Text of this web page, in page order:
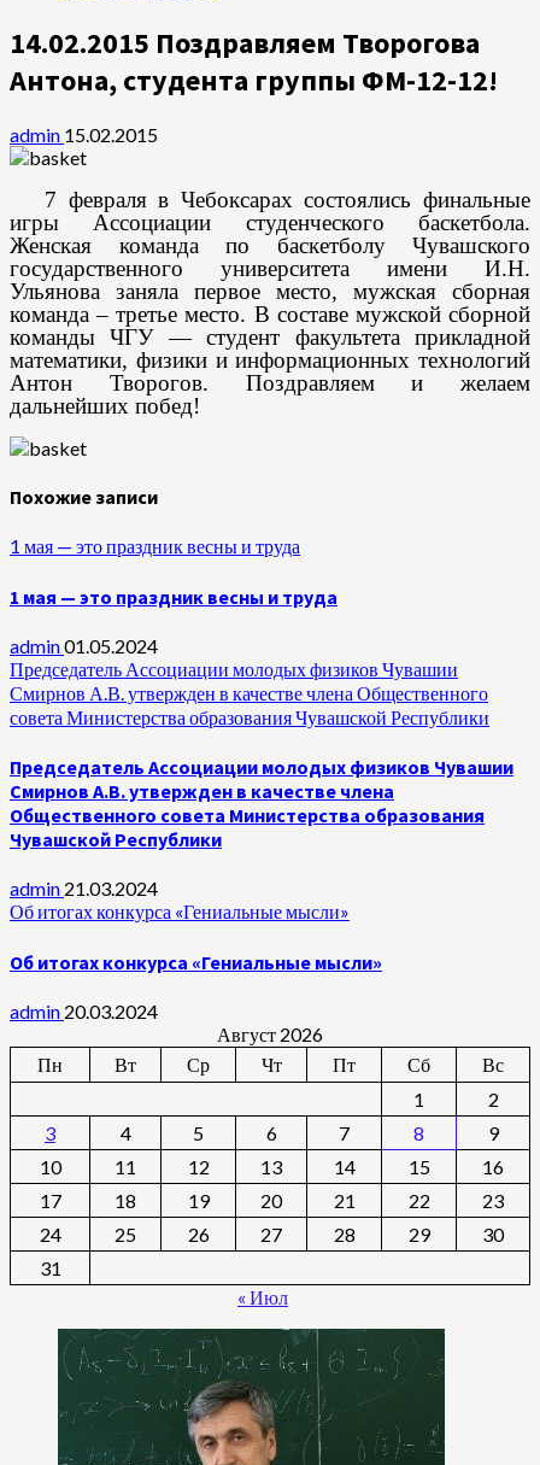
14.02.2015 Поздравляем Творогова
Антона, студента группы ФМ-12-12!
admin 15.02.2015
7 февраля в Чебоксарах состоялись финальные
игры Ассоциации студенческого баскетбола.
Женская команда по баскетболу Чувашского
государственного университета имени И.Н.
Ульянова заняла первое место, мужская сборная
команда – третье место. В составе мужской сборной
команды ЧГУ — студент факультета прикладной
математики, физики и информационных технологий
Антон Творогов. Поздравляем и желаем
дальнейших побед!
Похожие записи
1 мая — это праздник весны и труда
1 мая — это праздник весны и труда
admin01.05.2024
Председатель Ассоциации молодых физиков Чувашии
Смирнов А.В. утвержден в качестве члена Общественного
совета Министерства образования Чувашской Республики
Председатель Ассоциации молодых физиков Чувашии
Смирнов А.В. утвержден в качестве члена
Общественного совета Министерства образования
Чувашской Республики
admin 21.03.2024
Об итогах конкурса «Гениальные мысли»
Об итогах конкурса «Гениальные мысли»
admin 20.03.2024
Август 2026
Пн
Вт Ср Чт Пт Сб
Вс
1
2
3
4 5 6 7 8
9
10
11 12 13 14 15
16
17
18 19 20 21 22
23
24
25 26 27 28 29
30
31
« Июл